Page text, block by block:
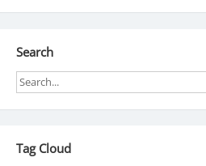
Search
Tag Cloud